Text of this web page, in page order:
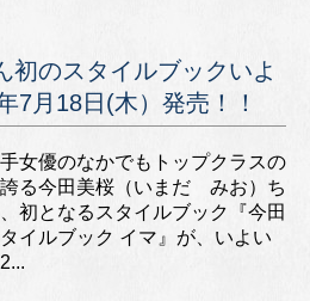
初のスタイルブックいよ
7月18日(木）発売！！
女優のなかでもトップクラスの
誇る今田美桜（いまだ みお）ち
初となるスタイルブック『今田
イルブック イマ』が、いよい